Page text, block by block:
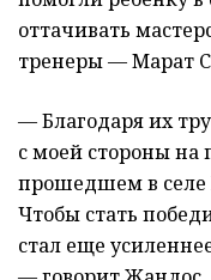
оттачивать
тренеры — Марат
— Благодаря их
с моей стороны на
прошедшем в селе
Чтобы стать
стал еще